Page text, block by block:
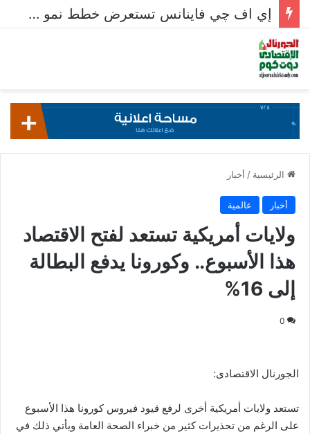
إي اف چي فاينانس تستعرض خطط نمو «بلد» لتعزيز حضورها في سوق تحويلات المصريين بالخارج
الرئيسية / أخبار
أخبار عالمية
ولايات أمريكية تستعد لفتح الاقتصاد
هذا الأسبوع.. وكورونا يدفع البطالة
إلى 16%
0
الجورنال الاقتصادى:
تستعد ولايات أمريكية أخرى لرفع قيود فيروس كورونا هذا الأسبوع
على الرغم من تحذيرات كثير من خبراء الصحة العامة ويأتي ذلك في